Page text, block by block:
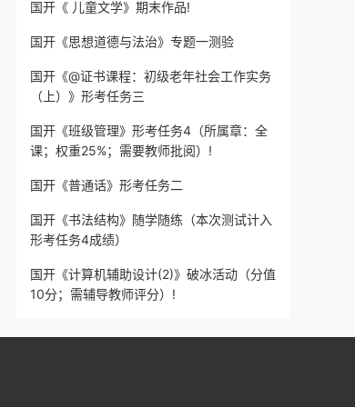
国开《 儿童文学》期末作品!
国开《思想道德与法治》专题一测验
国开《@证书课程：初级老年社会工作实务
（上）》形考任务三
国开《班级管理》形考任务4（所属章：全
课；权重25%；需要教师批阅）!
国开《普通话》形考任务二
国开《书法结构》随学随练（本次测试计入
形考任务4成绩）
国开《计算机辅助设计(2)》破冰活动（分值
10分；需辅导教师评分）!